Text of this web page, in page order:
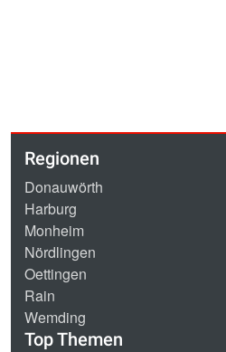
Regionen
Donauwörth
Harburg
Monheim
Nördlingen
Oettingen
Rain
Wemding
Top Themen